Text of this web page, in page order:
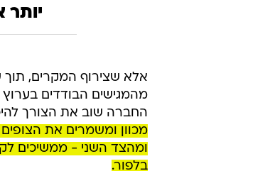
לחשב מסלול, הפעם
בשנים